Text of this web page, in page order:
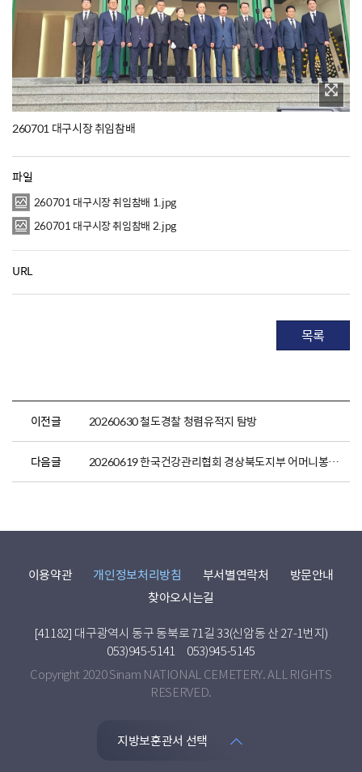
260701 대구시장 취임참배
파일
260701 대구시장 취임참배 1.jpg
260701 대구시장 취임참배 2.jpg
URL
목록
이전글 20260630 철도경찰 청렴유적지 탐방
다음글 20260619 한국건강관리협회 경상북도지부 어머니봉사단 참배 및 봉사활동
이용약관 개인정보처리방침 부서별연락처
방문안내
찾아오시는길
[41182] 대구광역시 동구 동북로 71길 33(신암동 산 27-1번지)
053)945-5141
053)945-5145
Copyright 2020 Sinam NATIONAL CEMETERY. ALL RIGHTS
RESERVED.
지방보훈관서 선택